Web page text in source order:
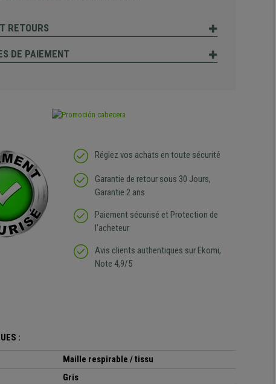
RETOURS
DE PAIEMENT
Réglez vos achats en toute sécurité
Garantie de retour sous 30 Jours,
Garantie 2 ans
Paiement sécurisé et Protection de
l'acheteur
Avis clients authentiques sur Ekomi,
Note 4,9/5
:
Maille respirable / tissu
Gris